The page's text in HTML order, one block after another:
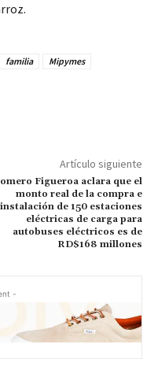
familia Mipymes
Artículo siguiente
Figueroa aclara que el
monto real de la compra e
instalación de 150 estaciones
eléctricas de carga para
autobuses eléctricos es de
RD$168 millones
-